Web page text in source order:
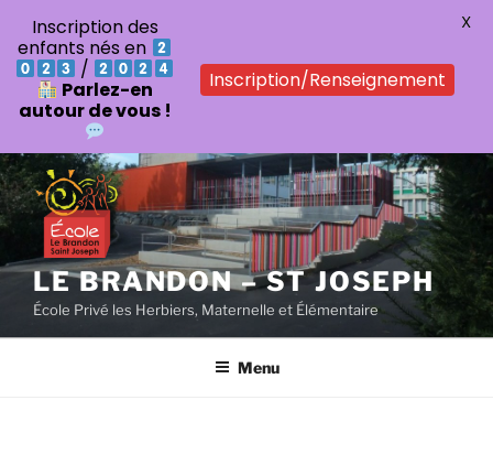
Aller
au
contenu
principal
LE BRANDON – ST JOSEPH
École Privé les Herbiers, Maternelle et Élémentaire
Menu
Inscription des
enfants nés en
/
Parlez-en
autour de vous !
Inscription/Renseignement
X